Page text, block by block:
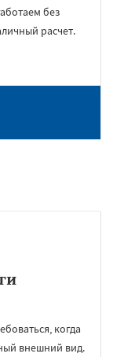
без
расчет.
когда
внешний вид.